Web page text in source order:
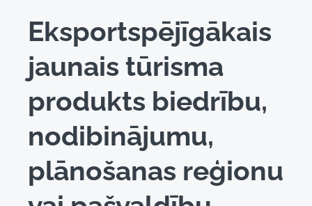
Eksportspējīgākais
jaunais tūrisma
produkts biedrību,
nodibinājumu,
plānošanas reģionu